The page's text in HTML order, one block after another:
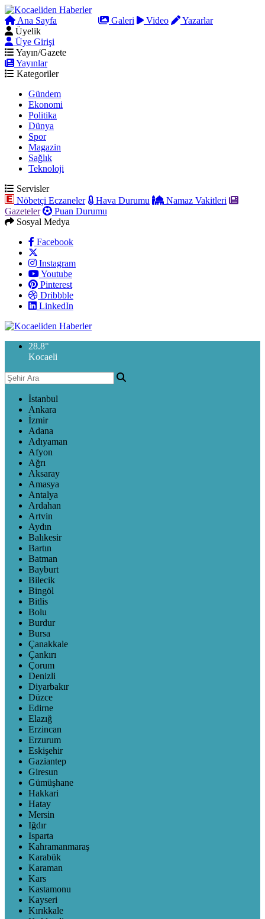
Ana Sayfa Galeri Video
Yazarlar
Üyelik
Üye Girişi
Yayın/Gazete
Yayınlar
Kategoriler
Gündem
Ekonomi
Politika
Dünya
Spor
Magazin
Sağlık
Teknoloji
Servisler
Nöbetçi Eczaneler
Hava Durumu
Namaz Vakitleri
Gazeteler
Puan Durumu
Sosyal Medya
Facebook
Instagram
Youtube
Pinterest
Dribbble
LinkedIn
28.8°
Kocaeli
İstanbul
Ankara
İzmir
Adana
Adıyaman
Afyon
Ağrı
Aksaray
Amasya
Antalya
Ardahan
Artvin
Aydın
Balıkesir
Bartın
Batman
Bayburt
Bilecik
Bingöl
Bitlis
Bolu
Burdur
Bursa
Çanakkale
Çankırı
Çorum
Denizli
Diyarbakır
Düzce
Edirne
Elazığ
Erzincan
Erzurum
Eskişehir
Gaziantep
Giresun
Gümüşhane
Hakkari
Hatay
Mersin
Iğdır
Isparta
Kahramanmaraş
Karabük
Karaman
Kars
Kastamonu
Kayseri
Kırıkkale